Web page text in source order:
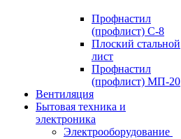
Профнастил
(профлист) С-8
Плоский стальной
лист
Профнастил
(профлист) МП-20
Вентиляция
Бытовая техника и
электроника
Электрооборудование